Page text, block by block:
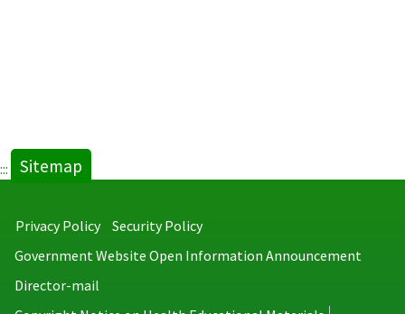
::: Sitemap
Privacy Policy
Security Policy
Government Website Open Information Announcement
Director-mail